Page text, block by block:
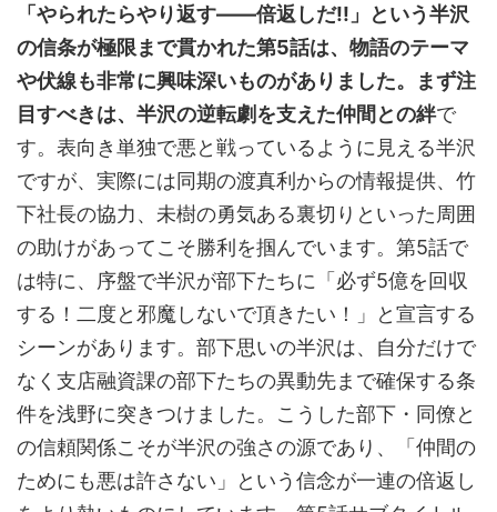
「やられたらやり返す——倍返しだ!!」という半沢
の信条が極限まで貫かれた第5話は、物語のテーマ
や伏線も非常に興味深いものがありました。まず注
目すべきは、半沢の逆転劇を支えた仲間との絆で
す。表向き単独で悪と戦っているように見える半沢
ですが、実際には同期の渡真利からの情報提供、竹
下社長の協力、未樹の勇気ある裏切りといった周囲
の助けがあってこそ勝利を掴んでいます。第5話で
は特に、序盤で半沢が部下たちに「必ず5億を回収
する！二度と邪魔しないで頂きたい！」と宣言する
シーンがあります。部下思いの半沢は、自分だけで
なく支店融資課の部下たちの異動先まで確保する条
件を浅野に突きつけました。こうした部下・同僚と
の信頼関係こそが半沢の強さの源であり、「仲間の
ためにも悪は許さない」という信念が一連の倍返し